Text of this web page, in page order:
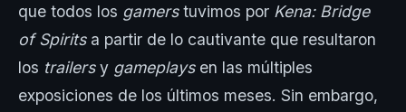
que todos los gamerstuvimos por Kena: Bridge
of Spiritsa partir de lo cautivante que resultaron
los trailersy gameplays en las múltiples
exposiciones de los últimos meses. Sin embargo,